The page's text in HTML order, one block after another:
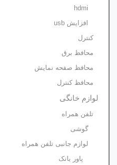
hdmi
افزایش usb
کنترل
محافظ برق
محافظ صفحه نمایش
محافظ کنترل
لوازم خانگی
تلفن همراه
گوشی
لوازم جانبی تلفن همراه
پاور بانک